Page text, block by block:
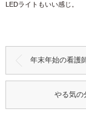
LEDライトもいい感じ。
年末年始の看護
やる気の